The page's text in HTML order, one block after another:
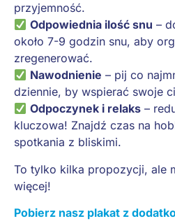
przyjemność.
Odpowiednia ilość snu –
około 7-9 godzin snu, aby
zregenerować.
Nawodnienie – pij co
dziennie, by wspierać swoje
Odpoczynek i relaks –
kluczowa! Znajdź czas na
spotkania z bliskimi.
To tylko kilka propozycji, ale
więcej!
Pobierz nasz plakat z